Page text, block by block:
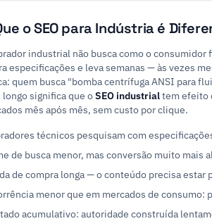
o SEO para Indústria é
industrial não busca como o
especificações e leva semanas — às vezes
quem busca "bomba centrífuga ANSI para
longo significa que oSEO industrialtem efeito
mês após mês, sem custo por clique.
técnicos pesquisam com
de busca menor, mas conversão muito mais
de compra longa — o conteúdo precisa estar
menor que em mercados de consumo:
acumulativo: autoridade construída